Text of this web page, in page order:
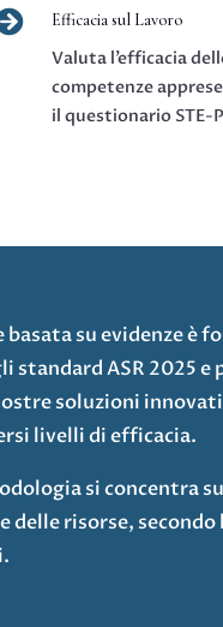
Efficacia sul Lavoro
Valuta l’efficacia
competenze
il questionario STE-
basata su evidenze è
standard ASR 2025
soluzioni
livelli di efficacia.
si concentra
risorse, secondo